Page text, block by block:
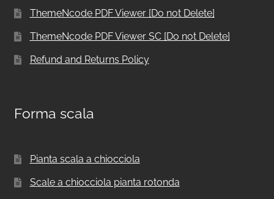
ThemeNcode PDF Viewer [Do not Delete]
ThemeNcode PDF Viewer SC [Do not Delete]
Refund and Returns Policy
Forma scala
Pianta scala a chiocciola
Scale a chiocciola pianta rotonda